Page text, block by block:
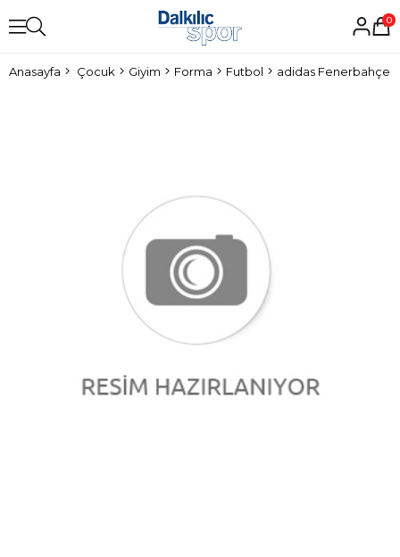
0
Anasayfa Çocuk Giyim Forma Futbol adidas Fenerbahçe